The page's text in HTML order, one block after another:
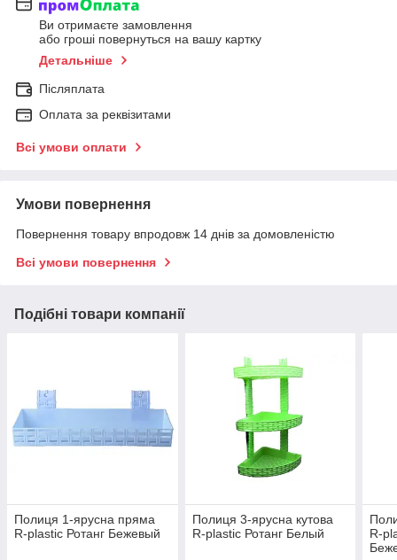
Ви отримаєте замовлення
або гроші повернуться на вашу картку
Детальніше
Післяплата
Оплата за реквізитами
Всі умови оплати
Умови повернення
Повернення товару впродовж 14 днів за домовленістю
Всі умови повернення
Подібні товари компанії
Полиця 1-ярусна пряма
R-plastic Ротанг Бежевый
Полиця 3-ярусна кутова
R-plastic Ротанг Белый
R-